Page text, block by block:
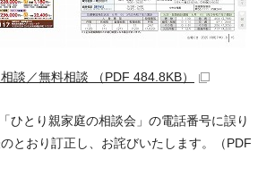
談／無料相談 （PDF 484.8KB）
ひとり親家庭の相談会」の電話番号に誤り
とおり訂正し、お詫びいたします。（PDF